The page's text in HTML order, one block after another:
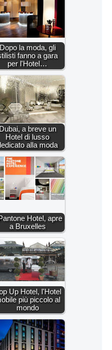
Dopo la moda, gli
fanno a gara
per l'Hotel…
Dubai, a breve un
Hotel di lusso
alla moda
Hotel, apre
a Bruxelles
Up Hotel, l'Hotel
più piccolo al
mondo